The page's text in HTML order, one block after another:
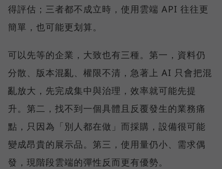
得評估；三者都不成立時，使用雲端 API 往往更
簡單，也可能更划算。
可以先等的企業，大致也有三種。第一，資料仍
分散、版本混亂、權限不清，急著上 AI 只會把混
亂放大，先完成集中與治理，效率就可能先提
升。第二，找不到一個具體且反覆發生的業務痛
點，只因為「別人都在做」而採購，設備很可能
變成昂貴的展示品。第三，使用量仍小、需求偶
發，現階段雲端的彈性反而更有優勢。